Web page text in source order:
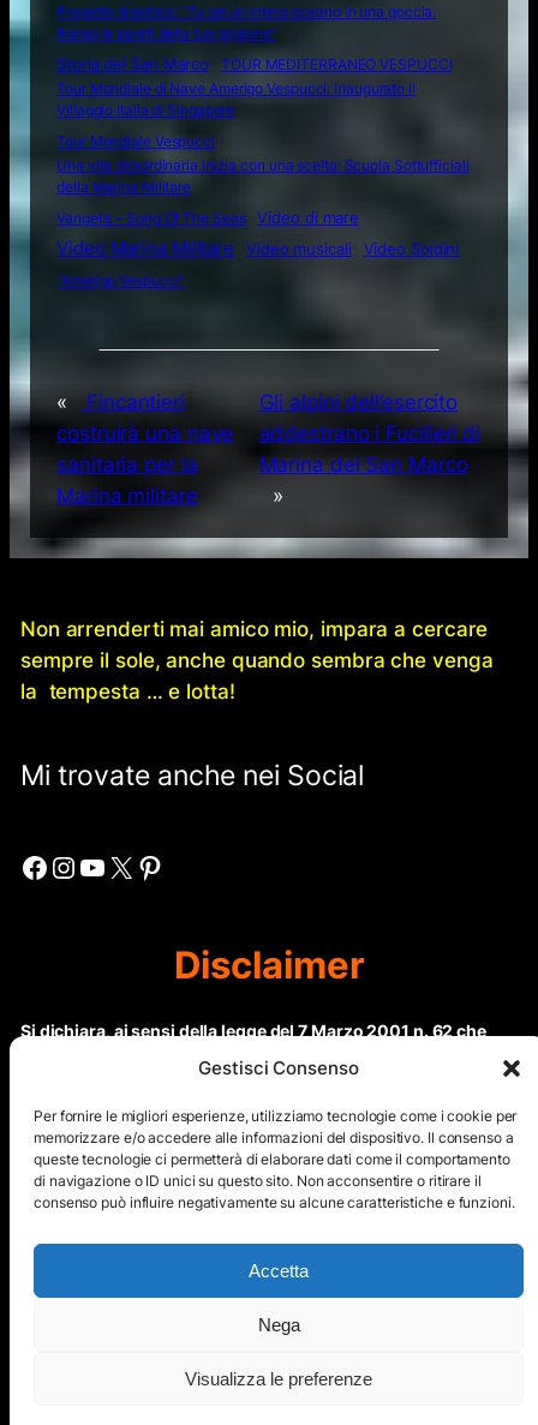
Gestisci Consenso
Per fornire le migliori esperienze, utilizziamo tecnologie come i cookie per
memorizzare e/o accedere alle informazioni del dispositivo. Il consenso a
queste tecnologie ci permetterà di elaborare dati come il comportamento
di navigazione o ID unici su questo sito. Non acconsentire o ritirare il
consenso può influire negativamente su alcune caratteristiche e funzioni.
Accetta
Nega
Visualizza le preferenze
Progetto didattico: “Tu sei un intero oceano in una goccia.
Rompi le pareti della tua prigione”
Storia del San Marco
TOUR MEDITERRANEO VESPUCCI
Tour Mondiale di Nave Amerigo Vespucci: inaugurato il
Villaggio Italia di Singapore
Tour Mondiale Vespucci
Una vita straordinaria inizia con una scelta: Scuola Sottufficiali
della Marina Militare
Vangelis – Song Of The Seas
Video di mare
Video Marina Militare Video musicali
Video Soldini
“Amerigo Vespucci”
«
Fincantieri
costruirà una nave
sanitaria per la
Marina militare
Gli alpini dell’esercito
addestrano i Fucilieri di
Marina del San Marco
»
Non arrenderti mai amico mio, impara a cercare
sempre il sole, anche quando sembra che venga
la tempesta … e lotta!
Mi trovate anche nei Social
Facebook Instagram YouTube X Pinterest
Disclaimer
Si dichiara, ai sensi della legge del 7 Marzo 2001 n. 62 che
questo sito non rientra nella categoria di “Informazione
regolari. Le immagini dei collaboratori detentori del
Copyright © sono riproducibili solo dietro specifica
autorizzazione. Il contenuto del sito, comprensivo di testi e
immagini, eccetto dove espressamente specificato, è
protetto da Copyright © e non può essere riprodotto e
diffuso tramite nessun mezzo elettronico o cartaceo senza
esplicita autorizzazione scritta da parte dello staff di ”Il Mare
nel cuore”
Mappa del Sito